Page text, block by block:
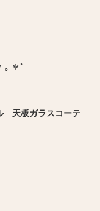
｡.＊ﾟ
天板ガラスコーテ